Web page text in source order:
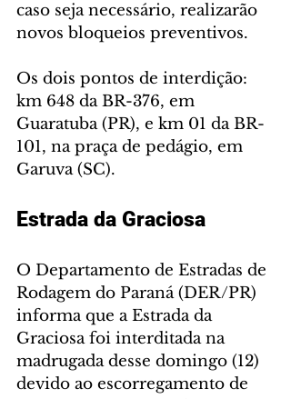
caso seja necessário, realizarão
novos bloqueios preventivos.
Os dois pontos de interdição:
km 648 da BR-376, em
Guaratuba (PR), e km 01 da BR-
101, na praça de pedágio, em
Garuva (SC).
Estrada da Graciosa
O Departamento de Estradas de
Rodagem do Paraná (DER/PR)
informa que a Estrada da
Graciosa foi interditada na
madrugada desse domingo (12)
devido ao escorregamento de